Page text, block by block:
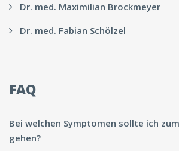
Dr. med. Maximilian Brockmeyer
Dr. med. Fabian Schölzel
FAQ
Bei welchen Symptomen sollte ich
gehen?